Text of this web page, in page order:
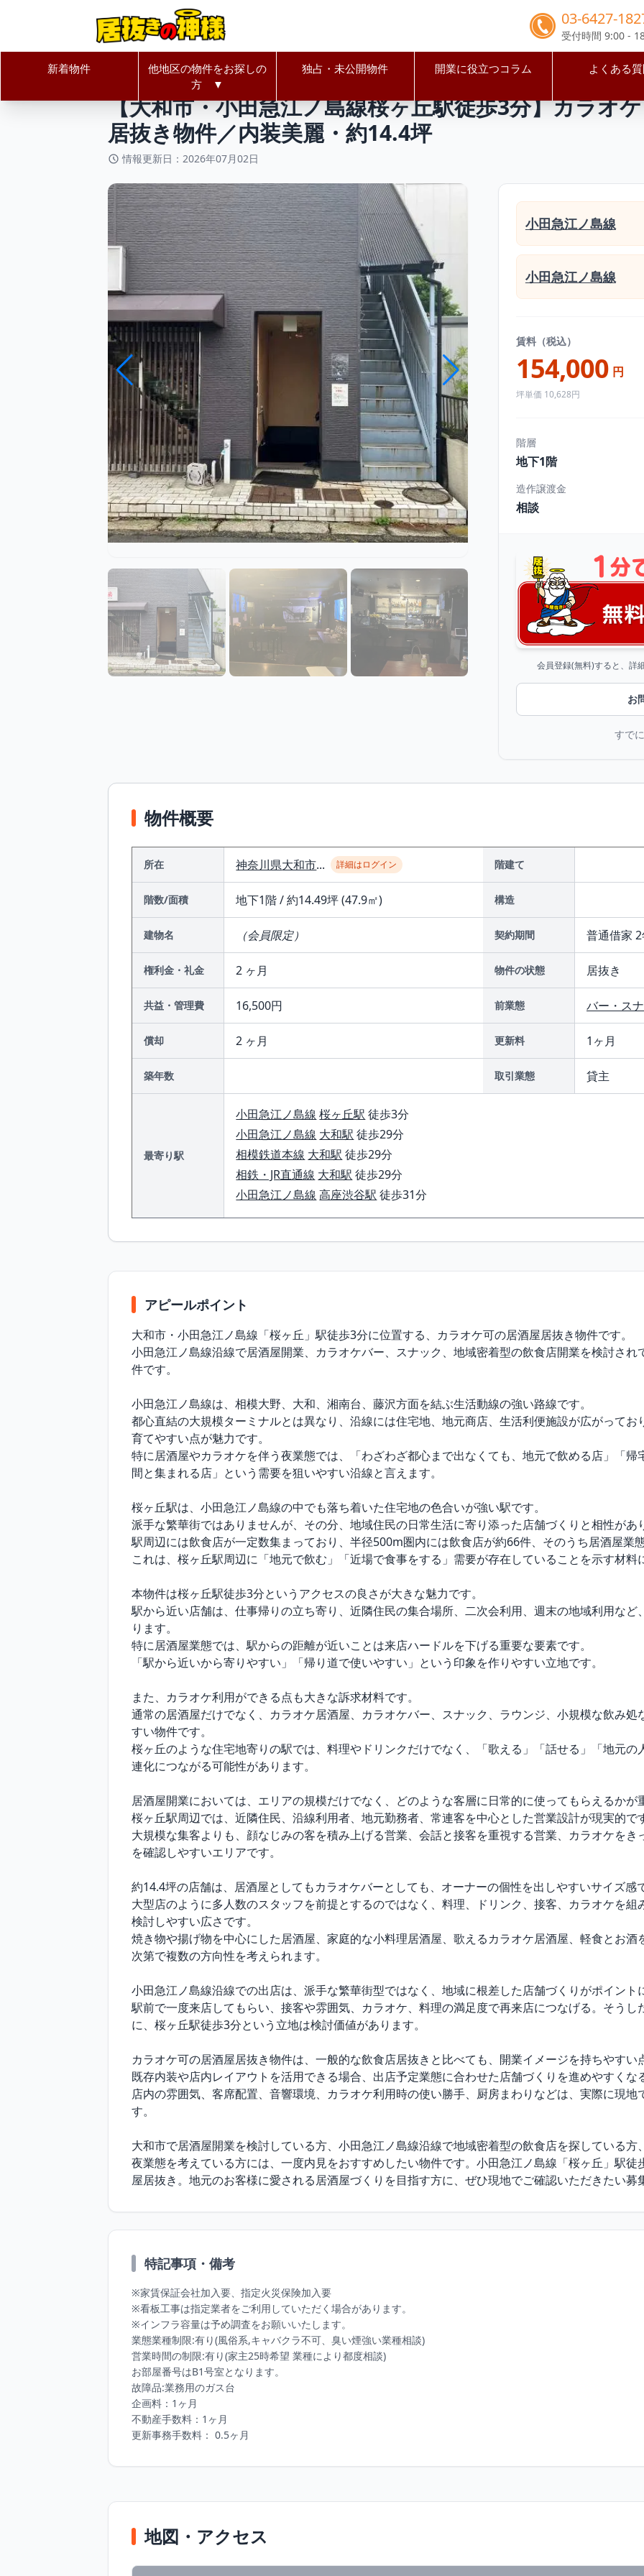
03-6427-
受付時間 9:00 -
新着物件
他地区の物件をお探しの
方 ▼
独占・未公開物件 開業に役立つコラム よくある
居抜きの神様Home 神奈川県 大和市 桜ヶ丘駅 【大和市・小田急江ノ島線桜ヶ丘駅徒歩3分
【大和市・小田急江ノ島線桜ヶ丘駅徒歩3分】カラオ
居抜き物件／内装美麗・約14.4坪
情報更新日：2026年07月02日
小田急江ノ島線
小田急江ノ島線
賃料（税込）
154,000 円
坪単価 10,628円
階層
地下1階
造作譲渡金
相談
会員登録(無料)すると、詳
お
すで
物件概要
所在 神奈川県大和市... 詳細はログイン 階建て
階数/面積 地下1階 / 約14.49坪 (47.9㎡) 構造
建物名 （会員限定） 契約期間 普通借家
権利金・礼金 2 ヶ月 物件の状態 居抜き
共益・管理費 16,500円 前業態 バー・ス
償却 2 ヶ月 更新料 1ヶ月
築年数 取引業態 貸主
最寄り駅
小田急江ノ島線 桜ヶ丘駅 徒歩3分
小田急江ノ島線 大和駅 徒歩29分
相模鉄道本線 大和駅 徒歩29分
相鉄・JR直通線 大和駅 徒歩29分
小田急江ノ島線 高座渋谷駅 徒歩31分
アピールポイント
大和市・小田急江ノ島線「桜ヶ丘」駅徒歩3分に位置する、カラオケ可の居酒屋居抜き物件です。
小田急江ノ島線沿線で居酒屋開業、カラオケバー、スナック、地域密着型の飲食店開業を検討さ
件です。
小田急江ノ島線は、相模大野、大和、湘南台、藤沢方面を結ぶ生活動線の強い路線です。
都心直結の大規模ターミナルとは異なり、沿線には住宅地、地元商店、生活利便施設が広がって
育てやすい点が魅力です。
特に居酒屋やカラオケを伴う夜業態では、「わざわざ都心まで出なくても、地元で飲める店」「
間と集まれる店」という需要を狙いやすい沿線と言えます。
桜ヶ丘駅は、小田急江ノ島線の中でも落ち着いた住宅地の色合いが強い駅です。
派手な繁華街ではありませんが、その分、地域住民の日常生活に寄り添った店舗づくりと相性があ
駅周辺には飲食店が一定数集まっており、半径500m圏内には飲食店が約66件、そのうち居酒屋業
これは、桜ヶ丘駅周辺に「地元で飲む」「近場で食事をする」需要が存在していることを示す材料
本物件は桜ヶ丘駅徒歩3分というアクセスの良さが大きな魅力です。
駅から近い店舗は、仕事帰りの立ち寄り、近隣住民の集合場所、二次会利用、週末の地域利用な
ります。
特に居酒屋業態では、駅からの距離が近いことは来店ハードルを下げる重要な要素です。
「駅から近いから寄りやすい」「帰り道で使いやすい」という印象を作りやすい立地です。
また、カラオケ利用ができる点も大きな訴求材料です。
通常の居酒屋だけでなく、カラオケ居酒屋、カラオケバー、スナック、ラウンジ、小規模な飲み
すい物件です。
桜ヶ丘のような住宅地寄りの駅では、料理やドリンクだけでなく、「歌える」「話せる」「地元
連化につながる可能性があります。
居酒屋開業においては、エリアの規模だけでなく、どのような客層に日常的に使ってもらえるかが
桜ヶ丘駅周辺では、近隣住民、沿線利用者、地元勤務者、常連客を中心とした営業設計が現実的で
大規模な集客よりも、顔なじみの客を積み上げる営業、会話と接客を重視する営業、カラオケを
を確認しやすいエリアです。
約14.4坪の店舗は、居酒屋としてもカラオケバーとしても、オーナーの個性を出しやすいサイズ感
大型店のように多人数のスタッフを前提とするのではなく、料理、ドリンク、接客、カラオケを
検討しやすい広さです。
焼き物や揚げ物を中心にした居酒屋、家庭的な小料理居酒屋、歌えるカラオケ居酒屋、軽食とお
次第で複数の方向性を考えられます。
小田急江ノ島線沿線での出店は、派手な繁華街型ではなく、地域に根差した店舗づくりがポイント
駅前で一度来店してもらい、接客や雰囲気、カラオケ、料理の満足度で再来店につなげる。そう
に、桜ヶ丘駅徒歩3分という立地は検討価値があります。
カラオケ可の居酒屋居抜き物件は、一般的な飲食店居抜きと比べても、開業イメージを持ちやすい
既存内装や店内レイアウトを活用できる場合、出店予定業態に合わせた店舗づくりを進めやすくな
店内の雰囲気、客席配置、音響環境、カラオケ利用時の使い勝手、厨房まわりなどは、実際に現
す。
大和市で居酒屋開業を検討している方、小田急江ノ島線沿線で地域密着型の飲食店を探している
夜業態を考えている方には、一度内見をおすすめしたい物件です。小田急江ノ島線「桜ヶ丘」駅
屋居抜き。地元のお客様に愛される居酒屋づくりを目指す方に、ぜひ現地でご確認いただきたい募
特記事項・備考
※家賃保証会社加入要、指定火災保険加入要
※看板工事は指定業者をご利用していただく場合があります。
※インフラ容量は予め調査をお願いいたします。
業態業種制限:有り(風俗系,キャバクラ不可、臭い煙強い業種相談)
営業時間の制限:有り(家主25時希望 業種により都度相談)
お部屋番号はB1号室となります。
故障品:業務用のガス台
企画料：1ヶ月
不動産手数料：1ヶ月
更新事務手数料： 0.5ヶ月
地図・アクセス